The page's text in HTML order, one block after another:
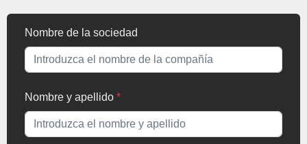
Nombre de la sociedad
Nombre y apellido *